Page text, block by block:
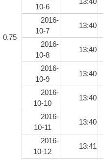
0.75
10-6
2016-
10-7
13:40
2016-
10-8
13:40
2016-
10-9
13:40
2016-
10-10
13:40
2016-
10-11
13:40
2016-
10-12
13:41